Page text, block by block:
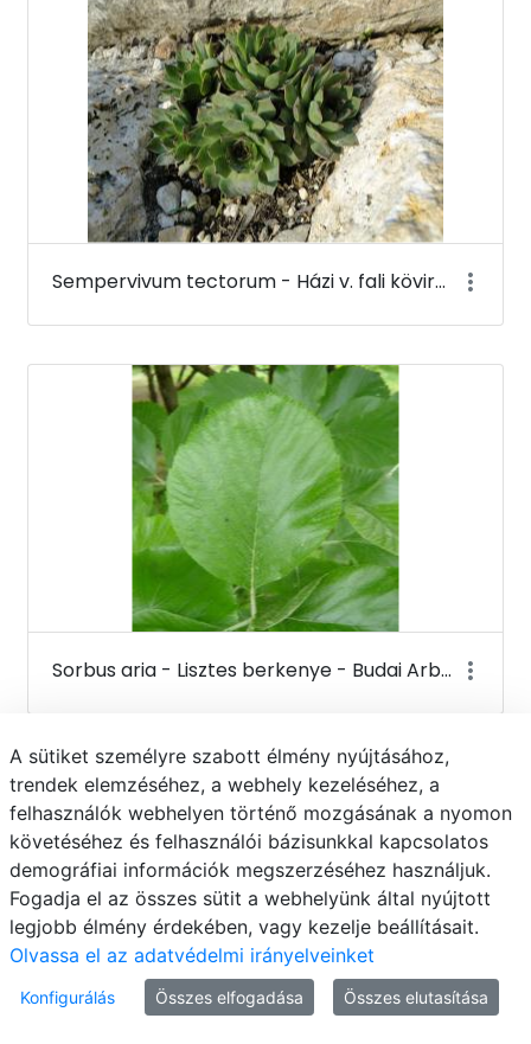
Sempervivum tectorum - Házi v. fali kövirózsa - Budai Arborétum
Sorbus aria - Lisztes berkenye - Budai Arborétum
A sütiket személyre szabott élmény nyújtásához,
trendek elemzéséhez, a webhely kezeléséhez, a
felhasználók webhelyen történő mozgásának a nyomon
követéséhez és felhasználói bázisunkkal kapcsolatos
demográfiai információk megszerzéséhez használjuk.
Fogadja el az összes sütit a webhelyünk által nyújtott
legjobb élmény érdekében, vagy kezelje beállításait.
Olvassa el az adatvédelmi irányelveinket
Konfigurálás Összes elfogadása Összes elutasítása